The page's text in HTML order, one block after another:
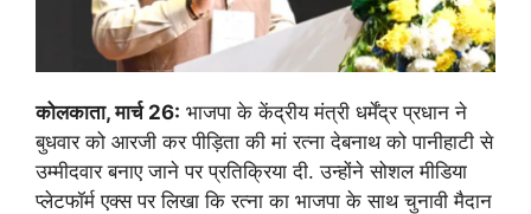
कोलकाता, मार्च 26: भाजपा के केंद्रीय मंत्री धर्मेंद्र प्रधान ने
बुधवार को आरजी कर पीड़िता की मां रत्ना देबनाथ को पानीहाटी से
उम्मीदवार बनाए जाने पर प्रतिक्रिया दी. उन्होंने सोशल मीडिया
प्लेटफॉर्म एक्स पर लिखा कि रत्ना का भाजपा के साथ चुनावी मैदान